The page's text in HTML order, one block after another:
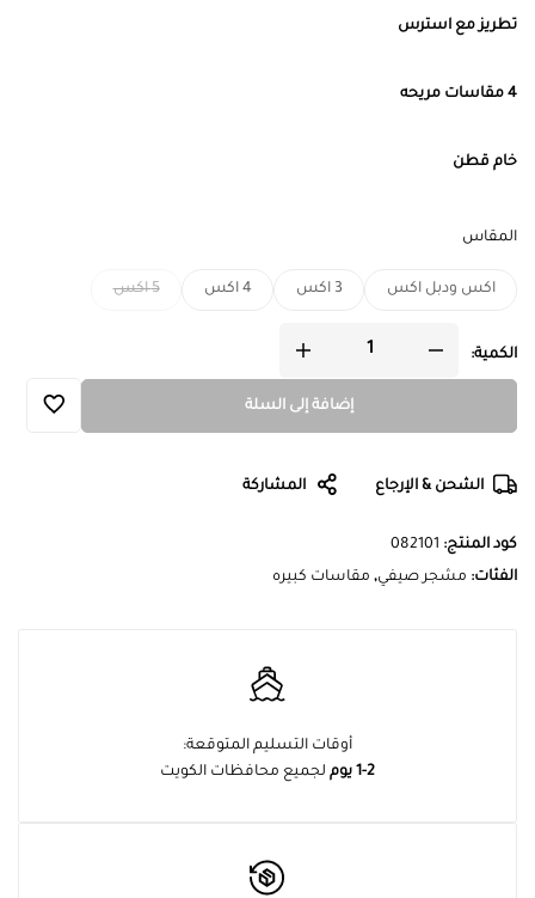
تطريز مع استرس
4 مقاسات مريحه
خام قطن
المقاس
اكس ودبل اكس 3 اكس 4 اكس 5 اكس
الكمية:
إضافة إلى السلة
الشحن & الإرجاع المشاركة
كود المنتج: 082101
الفئات: مشجر صيفي, مقاسات كبيره
أوقات التسليم المتوقعة:
1-2 يوم
لجميع محافظات الكويت